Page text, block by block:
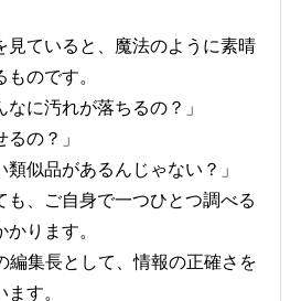
見ていると、魔法のように素晴
のです。
なに汚れが落ちるの？」
るの？」
類似品があるんじゃない？」
も、ご自身で一つひとつ調べる
ります。
編集長として、情報の正確さを
す。